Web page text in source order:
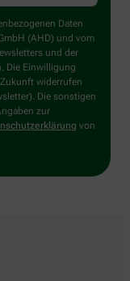
Daten
(AHD) und vom
und der
Die Einwilligung
widerrufen
Die sonstigen
zur
von